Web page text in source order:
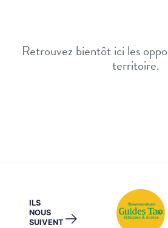
Retrouvez bientôt ici les
territoire.
ILS
NOUS
SUIVENT →